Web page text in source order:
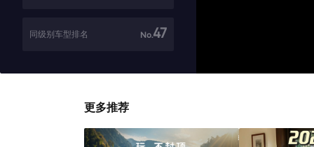
同级别车型排名 No.47
更多推荐